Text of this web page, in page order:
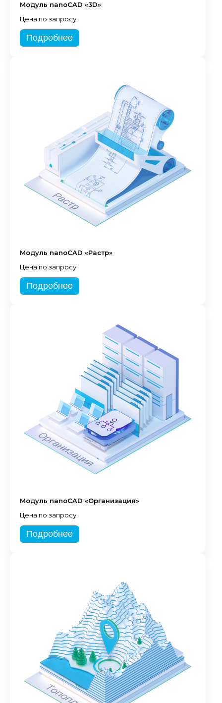
Модуль nanoCAD «3D»
Цена по запросу
Подробнее
Модуль nanoCAD «Растр»
Цена по запросу
Подробнее
Модуль nanoCAD «Организация»
Цена по запросу
Подробнее